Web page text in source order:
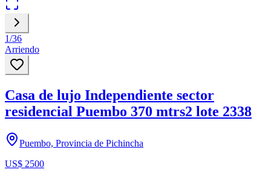
1/36
Arriendo
Casa de lujo Independiente sector
residencial Puembo 370 mtrs2 lote 2338
Puembo, Provincia de Pichincha
US$ 2500